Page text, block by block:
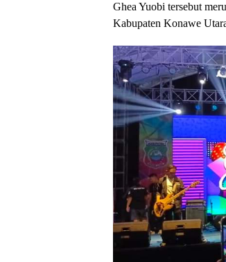
Ghea Yuobi tersebut
Kabupaten Konawe